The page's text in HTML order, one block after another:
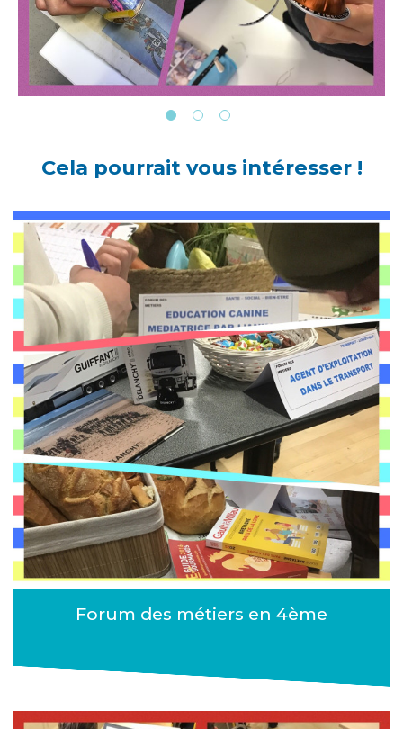
Cela pourrait vous intéresser !
Forum des métiers en 4ème